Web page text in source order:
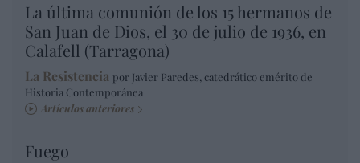
La última comunión de los 15 hermanos de
San Juan de Dios, el 30 de julio de 1936, en
Calafell (Tarragona)
La Resistencia por Javier Paredes, catedrático emérito de
Historia Contemporánea
Artículos anteriores
Fuego